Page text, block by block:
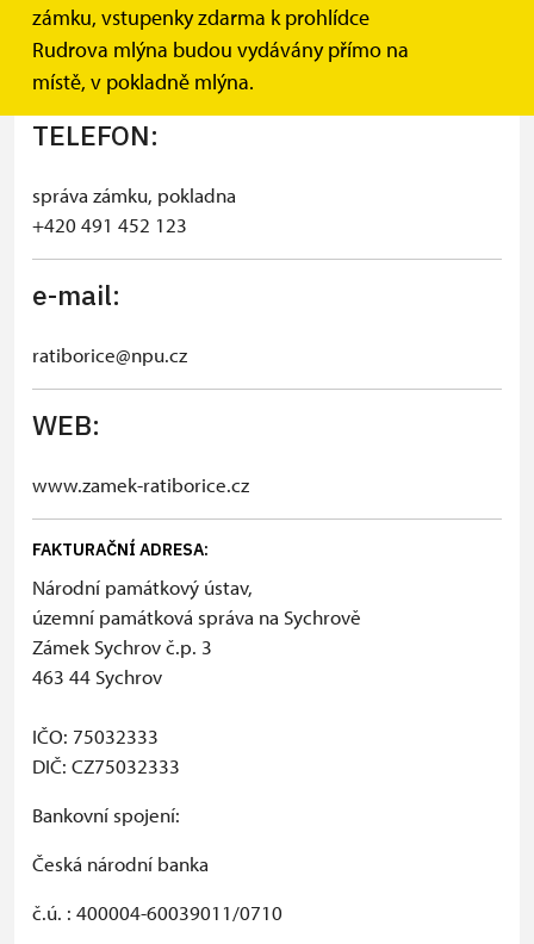
zámku, vstupenky zdarma k prohlídce
Rudrova mlýna budou vydávány přímo na
místě, v pokladně mlýna.
státní zámek Ratibořice
Ratibořice 1
552 03 Česká Skalice
TELEFON:
správa zámku, pokladna
+420 491 452 123
e-mail:
ratiborice@npu.cz
WEB:
www.zamek-ratiborice.cz
FAKTURAČNÍ ADRESA:
Národní památkový ústav,
územní památková správa na Sychrově
Zámek Sychrov č.p. 3
463 44 Sychrov
IČO: 75032333
DIČ: CZ75032333
Bankovní spojení:
Česká národní banka
č.ú. : 400004-60039011/0710